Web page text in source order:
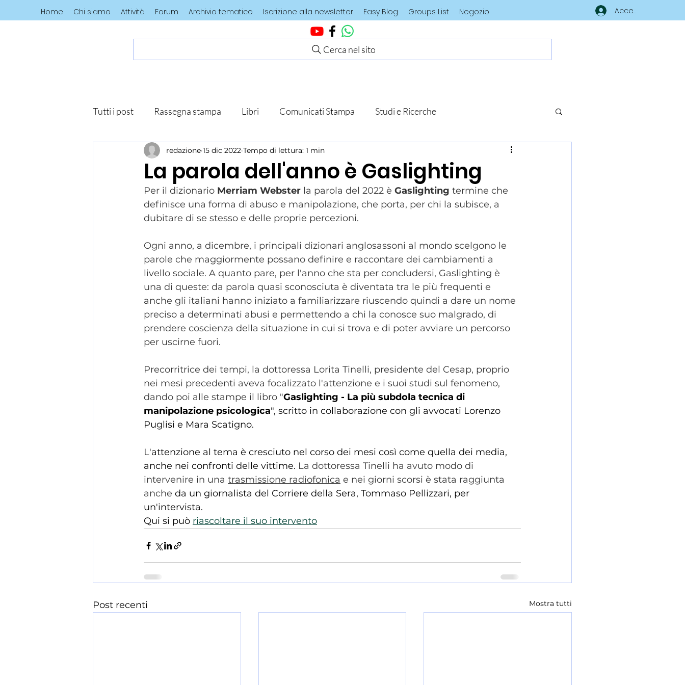
Home Chi siamo Attività Forum Archivio tematico Iscrizione alla newsletter Easy Blog Groups List Negozio Accedi
Cerca nel sito
Tutti i post Rassegna stampa Libri Comunicati Stampa Studi e Ricerche
La parola dell'anno è Gaslighting
redazione 15 dic 2022 Tempo di lettura: 1 min
Per il dizionario Merriam Webster la parola del 2022 è Gaslighting termine che
definisce una forma di abuso e manipolazione, che porta, per chi la subisce, a
dubitare di se stesso e delle proprie percezioni.
Ogni anno, a dicembre, i principali dizionari anglosassoni al mondo scelgono le
parole che maggiormente possano definire e raccontare dei cambiamenti a
livello sociale. A quanto pare, per l'anno che sta per concludersi, Gaslighting è
una di queste: da parola quasi sconosciuta è diventata tra le più frequenti e
anche gli italiani hanno iniziato a familiarizzare riuscendo quindi a dare un nome
preciso a determinati abusi e permettendo a chi la conosce suo malgrado, di
prendere coscienza della situazione in cui si trova e di poter avviare un percorso
per uscirne fuori.
Precorritrice dei tempi, la dottoressa Lorita Tinelli, presidente del Cesap, proprio
nei mesi precedenti aveva focalizzato l'attenzione e i suoi studi sul fenomeno,
dando poi alle stampe il libro "Gaslighting - La più subdola tecnica di
manipolazione psicologica", scritto in collaborazione con gli avvocati Lorenzo
Puglisi e Mara Scatigno.
L'attenzione al tema è cresciuto nel corso dei mesi così come quella dei media,
anche nei confronti delle vittime. La dottoressa Tinelli ha avuto modo di
intervenire in una trasmissione radiofonica e nei giorni scorsi è stata raggiunta
anche da un giornalista del Corriere della Sera, Tommaso Pellizzari, per
un'intervista.
Qui si può riascoltare il suo intervento
Post recenti Mostra tutti